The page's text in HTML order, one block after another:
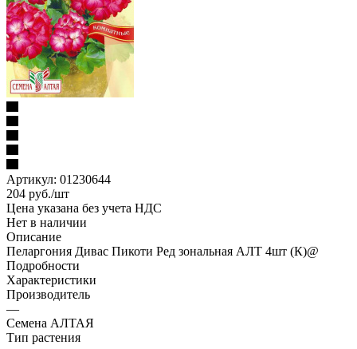
Артикул: 01230644
204 руб./шт
Цена указана без учета НДС
Нет в наличии
Описание
Пеларгония Дивас Пикоти Ред зональная АЛТ 4шт (К)@
Подробности
Характеристики
Производитель
—
Семена АЛТАЯ
Тип растения